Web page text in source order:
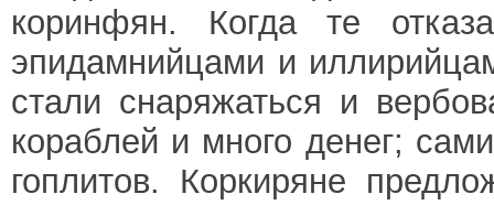
коринфян. Когда те
эпидамнийцами и
стали снаряжаться и
кораблей и много денег;
гоплитов. Коркиряне